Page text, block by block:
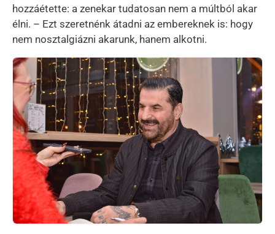
hozzáétette: a zenekar tudatosan nem a múltból akar
élni. – Ezt szeretnénk átadni az embereknek is: hogy
nem nosztalgiázni akarunk, hanem alkotni.
Kép